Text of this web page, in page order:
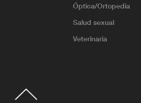
Óptica/Ortopedia
Salud sexual
Veterinaria